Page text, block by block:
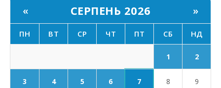
« СЕРПЕНЬ 2026 »
ПН ВТ СР ЧТ ПТ СБ НД
1 2
3 4 5 6 7 8 9